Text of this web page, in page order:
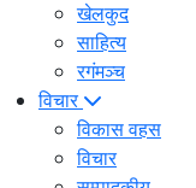
खेलकुद
साहित्य
रगंमञ्च
विचार
विकास वहस
विचार